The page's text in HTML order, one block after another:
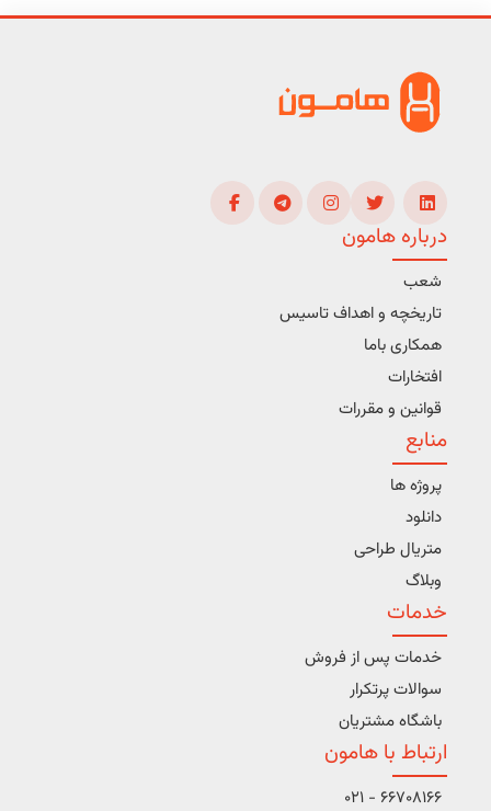
درباره هامون
شعب
تاریخچه و اهداف تاسیس
همکاری باما
افتخارات
قوانین و مقررات
منابع
پروژه ها
دانلود
متریال طراحی
وبلاگ
خدمات
خدمات پس از فروش
سوالات پرتکرار
باشگاه مشتریان
ارتباط با هامون
66708166 - 021